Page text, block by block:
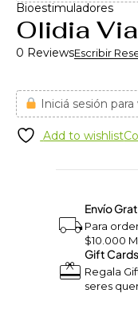
Bioestimuladores
Olidia
0 ReviewsEscribir
Iniciá sesión
Add to wishlist
Envío
Para
$10.000
Gift Cards
Regala
seres